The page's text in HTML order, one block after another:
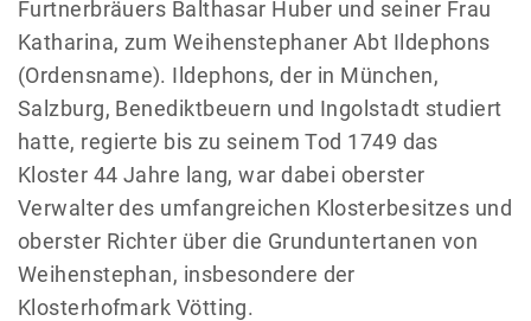
Furtnerbräuers Balthasar Huber und seiner Frau
Katharina, zum Weihenstephaner Abt Ildephons
(Ordensname). Ildephons, der in München,
Salzburg, Benediktbeuern und Ingolstadt studiert
hatte, regierte bis zu seinem Tod 1749 das
Kloster 44 Jahre lang, war dabei oberster
Verwalter des umfangreichen Klosterbesitzes und
oberster Richter über die Grunduntertanen von
Weihenstephan, insbesondere der
Klosterhofmark Vötting.